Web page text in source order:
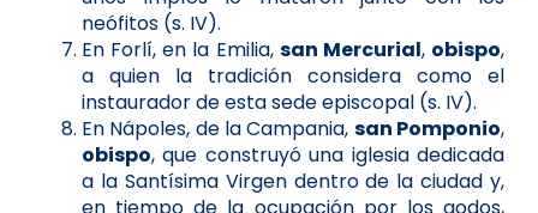
neófitos (s. IV).
En Forlí, en la Emilia, san Mercurial, obispo,
a quien la tradición considera como el
instaurador de esta sede episcopal (s. IV).
En Nápoles, de la Campania, san Pomponio,
obispo, que construyó una iglesia dedicada
a la Santísima Virgen dentro de la ciudad y,